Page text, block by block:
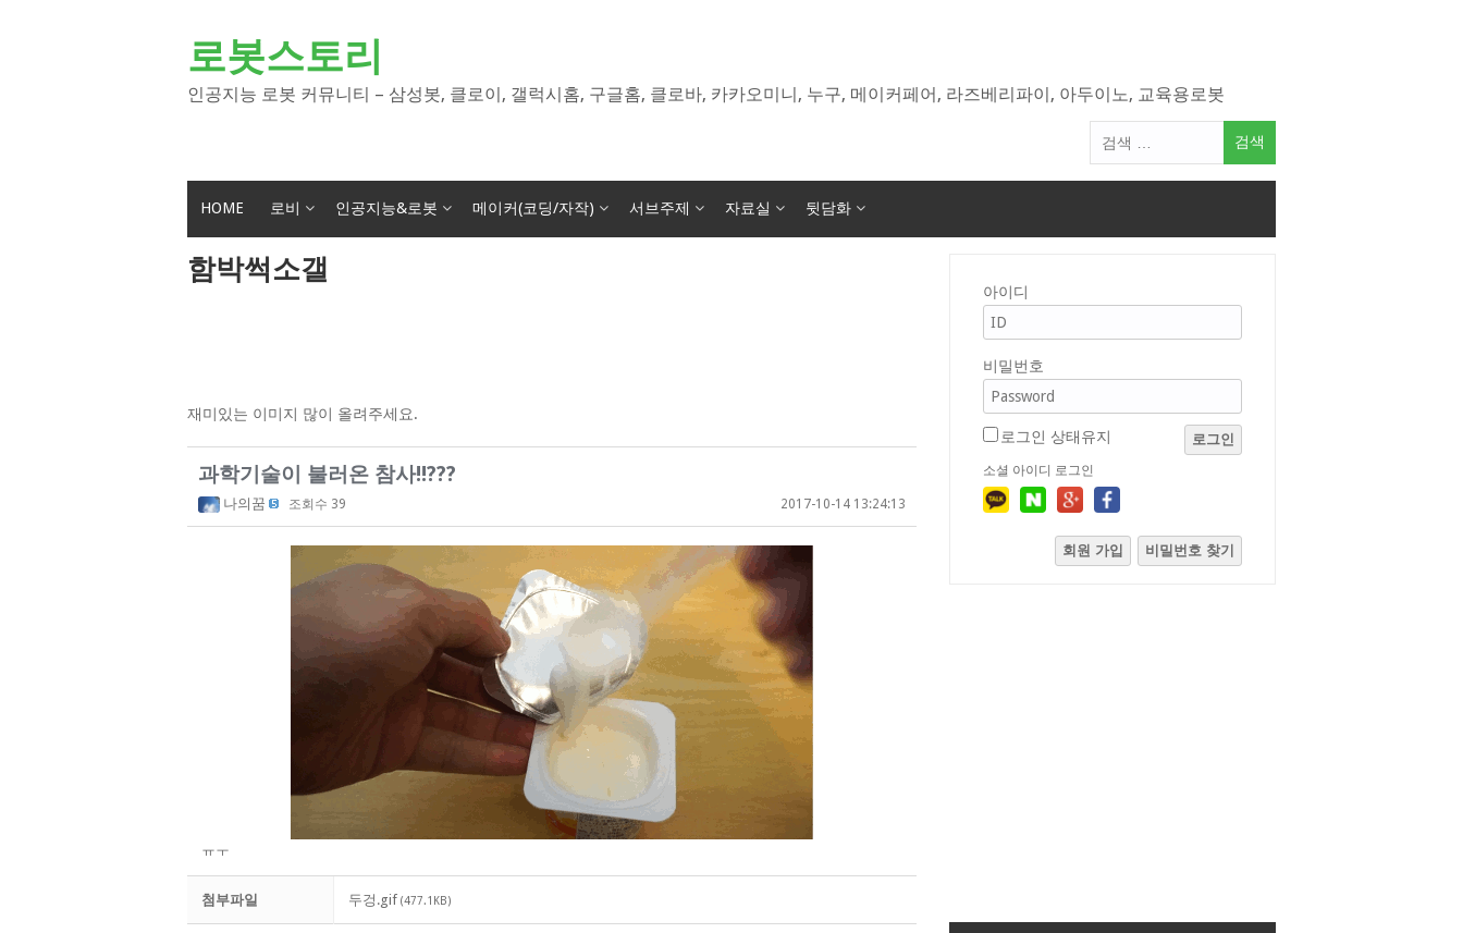
로봇스토리
인공지능 로봇 커뮤니티 – 삼성봇, 클로이, 갤럭시홈, 구글홈, 클로바, 카카오미니, 누구, 메이커페어, 라즈베리파이, 아두이노, 교육용로봇
색
HOME 로비 인공지능&로봇 메이커(코딩/자작) 서브주제 자료실 뒷담화
함박썩소갤
재미있는 이미지 많이 올려주세요.
과학기술이 불러온 참사!!???
나의꿈 조회수 39 2017-10-14 13:24:13
ㅠㅜ
첨부파일 두겅.gif (477.1KB)
아이디
비밀번호
로그인 상태유지 로그인
소셜 아이디 로그인
회원 가입 비밀번호 찾기